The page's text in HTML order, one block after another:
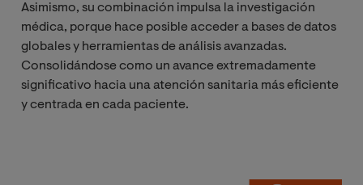
Asimismo, su combinación impulsa la investigación
médica, porque hace posible acceder a bases de datos
globales y herramientas de análisis avanzadas.
Consolidándose como un avance extremadamente
significativo hacia una atención sanitaria más eficiente
y centrada en cada paciente.